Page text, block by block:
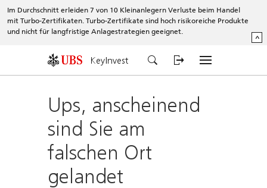
Im Durchschnitt erleiden 7 von 10 Kleinanlegern Verluste beim Handel
mit Turbo-Zertifikaten. Turbo-Zertifikate sind hoch risikoreiche Produkte
und nicht für langfristige Anlagestrategien geeignet.
^
KeyInvest
Ups, anscheinend
sind Sie am
falschen Ort
gelandet